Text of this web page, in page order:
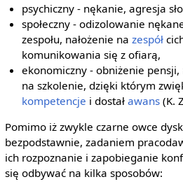
psychiczny - nękanie, agresja
społeczny - odizolowanie
zespołu, nałożenie nazespół
komunikowania się z ofiarą,
ekonomiczny - obniżenie
na szkolenie, dzięki którym
kompetencje i dostaławans (K.
Pomimo iż zwykle czarne owce
bezpodstawnie, zadaniem
ich rozpoznanie i zapobieganie
się odbywać na kilka sposobów: